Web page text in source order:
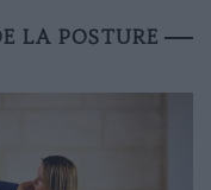
LA POSTURE